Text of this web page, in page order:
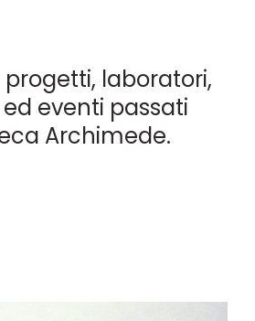
laboratori,
eventi passati
Archimede.